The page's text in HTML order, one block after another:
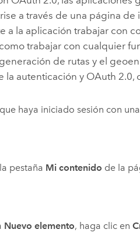
a través de una página
a la aplicación trabajar con
trabajar con cualquier
de rutas y el
la autenticación y OAuth 2.0,
haya iniciado sesión con
pestaña Mi contenido de la
Nuevo elemento, haga clic en